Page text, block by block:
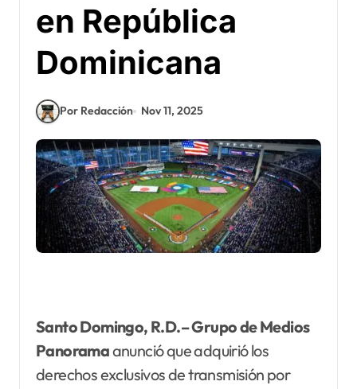
en República
Dominicana
Por Redacción Nov 11, 2025
Santo Domingo, R.D.–Grupo de Medios
Panoramaanunció que adquirió los
derechos exclusivos de transmisión por